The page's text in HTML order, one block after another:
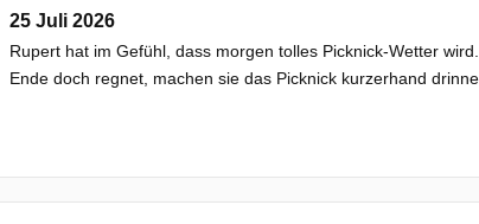
25 Juli 2026
Rupert hat im Gefühl, dass morgen tolles Picknick-Wetter
Ende doch regnet, machen sie das Picknick kurzerhand